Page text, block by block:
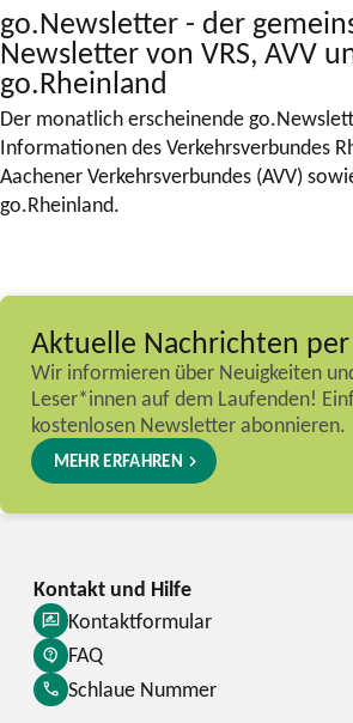
go.Newsletter - der
Newsletter von VRS, AVV
go.Rheinland
Der monatlich erscheinende
Informationen des Verkehrsverbundes
Aachener Verkehrsverbundes (AVV)
go.Rheinland.
Aktuelle Nachrichten
Wir informieren über Neuigkeiten
Leser*innen auf dem Laufenden!
kostenlosen Newsletter abonnieren.
MEHR ERFAHREN
Kontaktformular
FAQ
Schlaue Nummer